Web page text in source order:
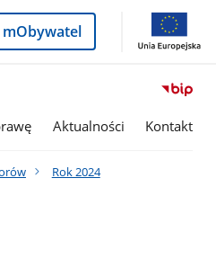
Logowanie
do
mObywatel
Aktualności Kontakt
Rok 2024